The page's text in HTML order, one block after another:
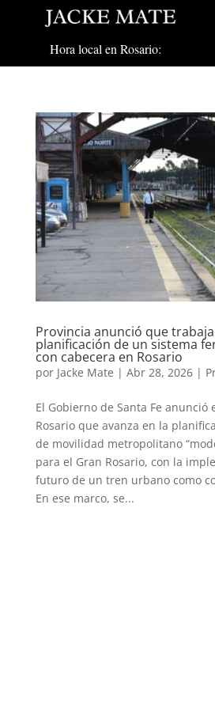
Hora local en Rosario:
Provincia anunció que
planificación de un sistema
con cabecera en Rosario
por Jacke Mate | Abr 28, 2026|
El Gobierno de Santa Fe anunció
Rosario que avanza en la
de movilidad metropolitano
para el Gran Rosario, con la
futuro de un tren urbano como
En ese marco, se...